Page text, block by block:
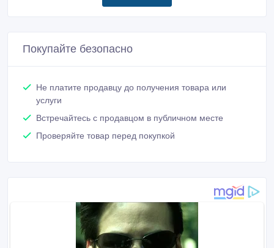
Покупайте безопасно
Не платите продавцу до получения товара или
услуги
Встречайтесь с продавцом в публичном месте
Проверяйте товар перед покупкой